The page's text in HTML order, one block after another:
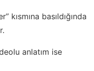
kısmına basıldığında
anlatım ise